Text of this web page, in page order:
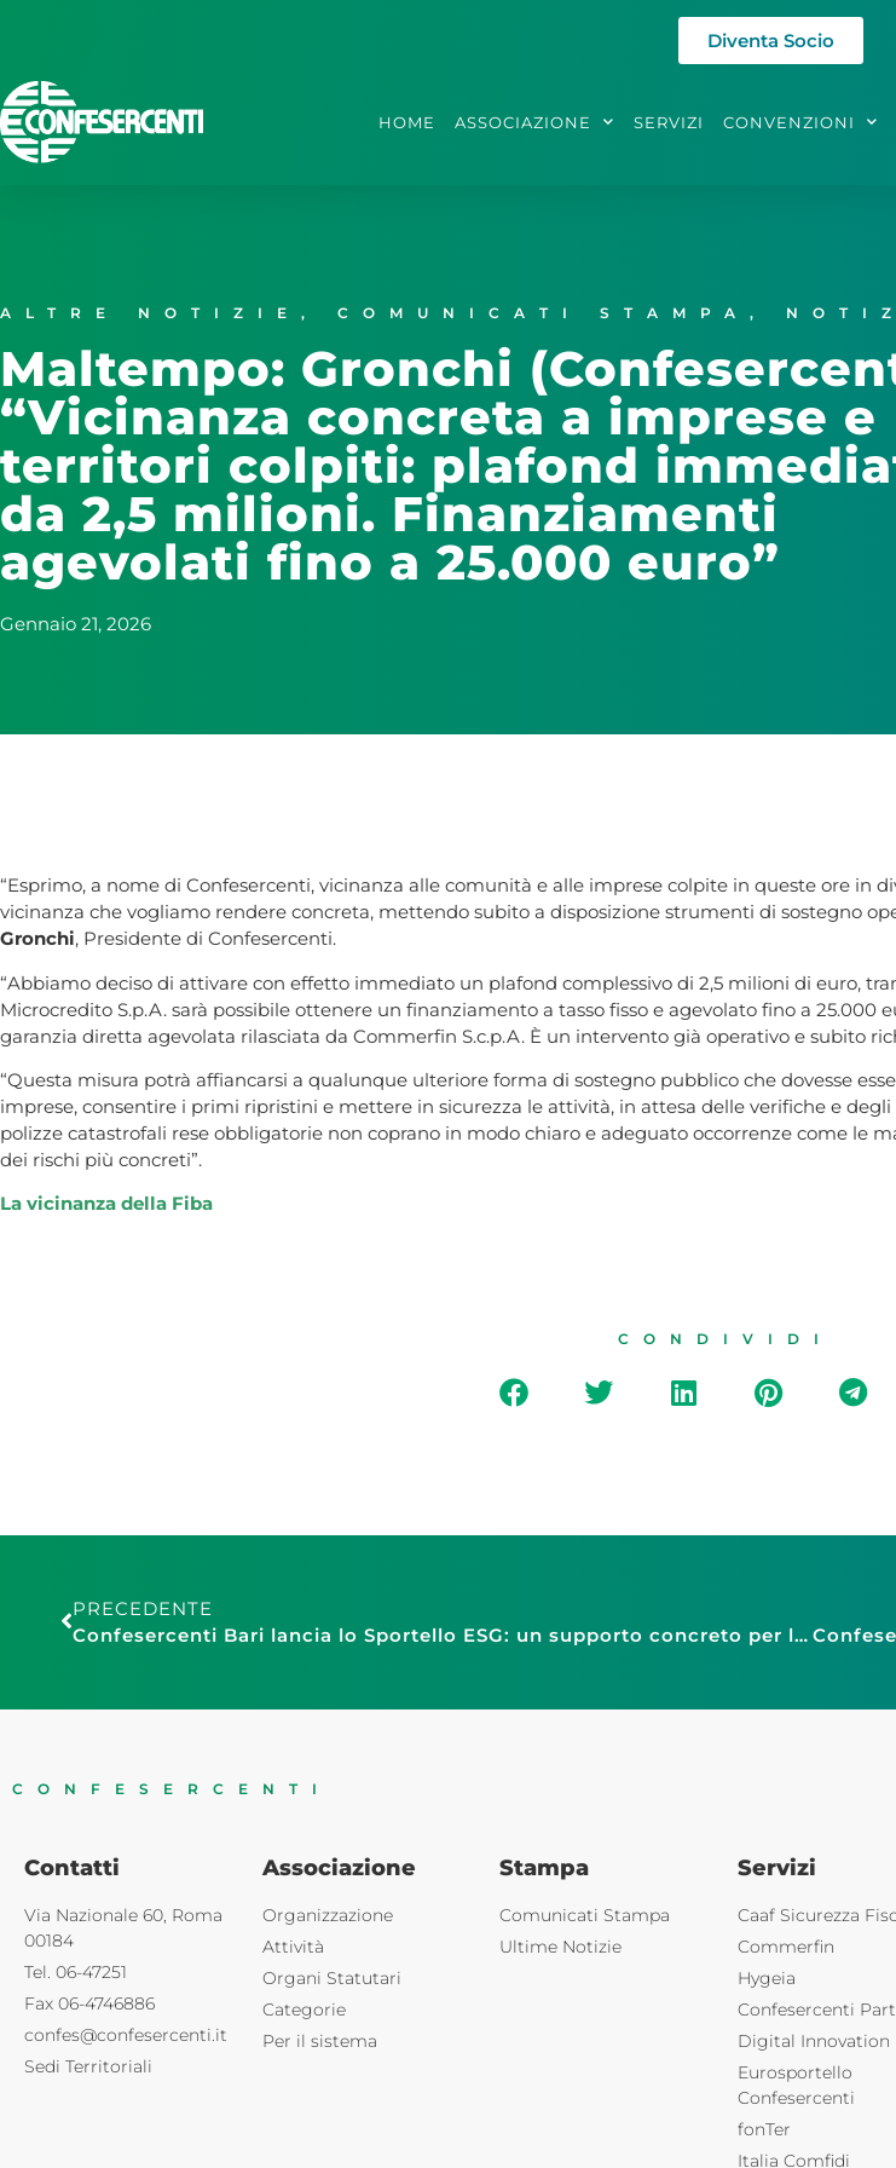
Diventa Socio
HOME ASSOCIAZIONE SERVIZI CONVENZIONI
ALTRE NOTIZIE , COMUNICATI STAMPA ,
Maltempo: Gronchi
“Vicinanza concreta a imprese e
territori colpiti: plafond
da 2,5 milioni. Finanziamenti
agevolati fino a 25.000 euro”
Gennaio 21, 2026
“Esprimo, a nome di Confesercenti, vicinanza alle comunità e alle imprese colpite in queste ore in
vicinanza che vogliamo rendere concreta, mettendo subito a disposizione strumenti di sostegno
Gronchi, Presidente di Confesercenti.
“Abbiamo deciso di attivare con effetto immediato un plafond complessivo di 2,5 milioni di euro,
Microcredito S.p.A. sarà possibile ottenere un finanziamento a tasso fisso e agevolato fino a
garanzia diretta agevolata rilasciata da Commerfin S.c.p.A. È un intervento già operativo e subito
“Questa misura potrà affiancarsi a qualunque ulteriore forma di sostegno pubblico che dovesse
imprese, consentire i primi ripristini e mettere in sicurezza le attività, in attesa delle verifiche e
polizze catastrofali rese obbligatorie non coprano in modo chiaro e adeguato occorrenze come le
dei rischi più concreti”.
La vicinanza della Fiba
CONDIVIDI
PRECEDENTE
Confesercenti Bari lancia lo Sportello ESG: un supporto concreto per la sostenibilità delle micro e piccole imprese
CONFESERCENTI
Contatti
Via Nazionale 60, Roma
00184
Tel. 06-47251
Fax 06-4746886
confes@confesercenti.it
Sedi Territoriali
Associazione
Organizzazione
Attività
Organi Statutari
Categorie
Per il sistema
Stampa
Comunicati Stampa
Ultime Notizie
Servizi
Caaf Sicurezza
Commerfin
Hygeia
Confesercenti
Digital Innovation
Eurosportello
Confesercenti
fonTer
Italia Comfidi